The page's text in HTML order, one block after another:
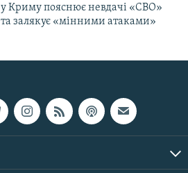
у Криму пояснює невдачі «СВО»
та залякує «мінними атаками»